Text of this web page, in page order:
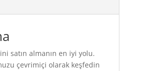
satın almanın en iyi yolu.
çevrimiçi olarak keşfedin